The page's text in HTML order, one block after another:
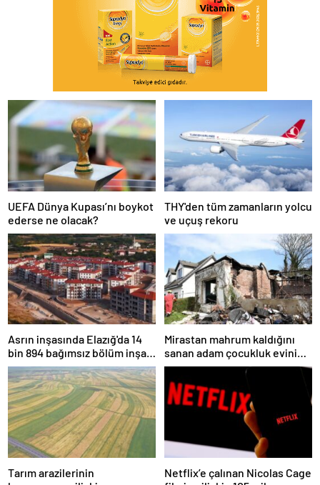
UEFA Dünya Kupası’nı boykot
ederse ne olacak?
THY'den tüm zamanların yolcu
ve uçuş rekoru
Asrın inşasında Elazığ'da 14
bin 894 bağımsız bölüm inşa
edildi
Mirastan mahrum kaldığını
sanan adam çocukluk evini
havaya uçurdu
Tarım arazilerinin
Netflix’e çalınan Nicolas Cage